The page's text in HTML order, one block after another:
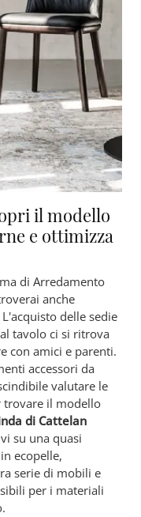
il modello
e ottimizza
di Arredamento
anche
delle sedie
tavolo ci si ritrova
con amici e parenti.
accessori da
valutare le
trovare il modello
di Cattelan
su una quasi
ecopelle,
serie di mobili e
per i materiali